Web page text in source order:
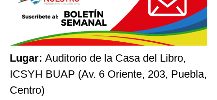
Lugar: Auditorio de la Casa del Libro,
ICSYH BUAP (Av. 6 Oriente, 203, Puebla,
Centro)